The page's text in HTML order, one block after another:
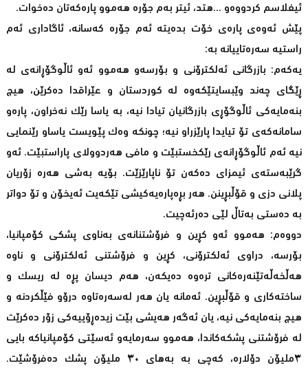
ئیفلاسم کردووەو ...هتد، ئیتر بەم جۆرە هەموو پارەکەتان دەخوات.
پێش ئەوەی پارەی خۆت بدەیتە ئەم جۆرە کەسانە، ئاگاداری ئەم
راستیە سەرەتاییانە بە:
یەکەم: بازرگانی ئەلکترۆنی و بۆرسەو هەموو ئەو ئاڵوگۆڕانەی لە
ڕێگای چەند وێبسایتێکەوە لە کوردستان و عێراقدا دەکرێن، هیچ
بنەمایەکی ئاڵوگۆڕی بازرگانیان تیادا نیە، بە یاسا رێک نەخراون، پارەو
سامانەکەی تۆ تیایدا پارێزراو نیە؛ چونکە وەک پێویست یاساو رێنمایی
نیە ئەم ئاڵوگۆڕانەی رێکخستبێت و مافی هەردوولای پاراستبێت. ئەو
گرێبەستەی ئیمزای دەکەن تۆ ناپارێزێت. بۆیە بەشی هەرە زۆریان
پلانی دزی و قۆڵبڕینن. هەر بڕەپارەیەکیشی تێکەیت ئەیخۆن و تۆ دواتر
بە دەستی بەتاڵ لێی دەرئەچیت.
دووەم: هەموو ئەو کڕین و فرۆشتنانەی بەناوی پشکی کۆمپانیا،
بۆرسە، دراوی ئەلکترۆنی، کڕین و فرۆشتنی ئەلکترۆنی و ناوە
هەڵخەڵەتێنەرەکانی ترەوە دەیکەن، هەم دیسان پڕە لە ریسک و
ساختەکاری و قۆڵبڕین. ئەمانە یان هەر لەسەرەتاوە درۆو فێڵکردنە و
هیچ بنەمایەکی نیە، یان ئەگەر هەیشی بێت زیدەڕۆییەکی زۆر دەکرێت
لە فرۆشتنی پشکەکاندا، هەموو سەرمایەو ئەسێتی کۆمپانیاکە بایی
٣ملیۆن دۆلارە، کەچی بە بەهای ٣٠ ملیۆن پشک دەفرۆشێت.